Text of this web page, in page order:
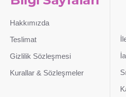
Hakkımızda
Teslimat
Gizlilik Sözleşmesi
Kurallar & Sözleşmeler